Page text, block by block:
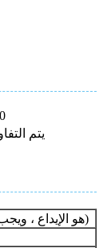
يتم
T / T (30٪ هو الإيداع ، ويجب دفع 70٪ قبل التسليم)